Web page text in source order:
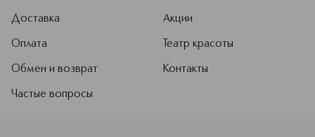
Подробнее
Доставка
Оплата
Обмен и возврат
Частые вопросы
Акции
Театр красоты
Контакты